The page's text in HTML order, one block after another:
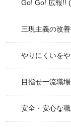
Go! Go! 広報!!
三現主義の改
やりにくいを
目指せ一流職
安全・安心な